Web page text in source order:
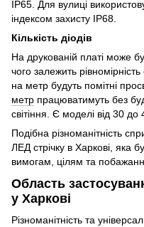
IP65. Для вулиці
індексом захисту IP68.
Кількість діодів
На друкованій платі може
чого залежить
на метр будуть помітні
метр працюватимуть без
світіння. Є моделі від 30 до
Подібна різноманітність
ЛЕД стрічку в Харкові, яка
вимогам, цілям та
Область
у Харкові
Різноманітність та